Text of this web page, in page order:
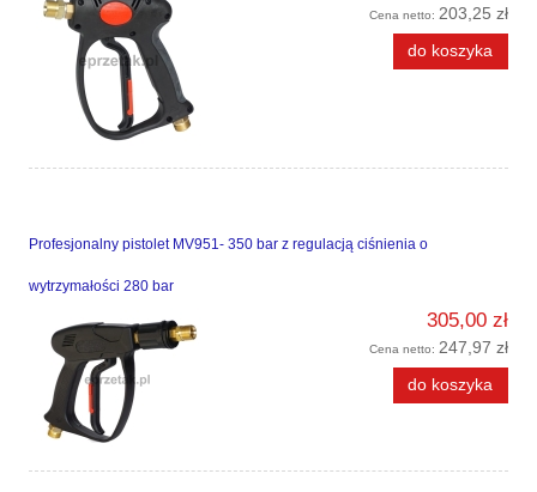
Cena netto: 203,25 zł
do koszyka
Profesjonalny pistolet MV951- 350 bar z regulacją ciśnienia o
wytrzymałości 280 bar
305,00 zł
Cena netto: 247,97 zł
do koszyka